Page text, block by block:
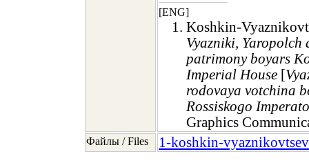
[ENG]
Koshkin-
Vyazniki,
patrimony boyars
Imperial House [
rodovaya votchina
Rossiskogo
Graphics
Файлы / Files 1-koshkin-